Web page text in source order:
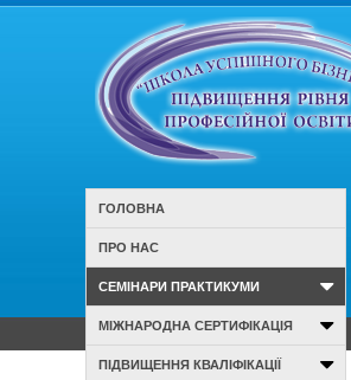
ГОЛОВНА
ПРО НАС
СЕМІНАРИ ПРАКТИКУМИ
МІЖНАРОДНА СЕРТИФІКАЦІЯ
ПІДВИЩЕННЯ КВАЛІФІКАЦІЇ